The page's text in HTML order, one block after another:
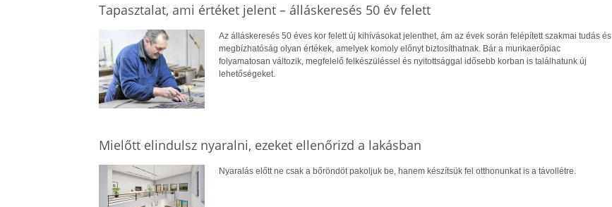
Tapasztalat, ami értéket jelent – álláskeresés 50 év felett
Az álláskeresés 50 éves kor felett új kihívásokat jelenthet, ám az évek során felépített szakmai tudás és
megbízhatóság olyan értékek, amelyek komoly előnyt biztosíthatnak. Bár a munkaerőpiac
folyamatosan változik, megfelelő felkészüléssel és nyitottsággal idősebb korban is találhatunk új
lehetőségeket.
Mielőtt elindulsz nyaralni, ezeket ellenőrizd a lakásban
Nyaralás előtt ne csak a bőröndöt pakoljuk be, hanem készítsük fel otthonunkat is a távollétre.